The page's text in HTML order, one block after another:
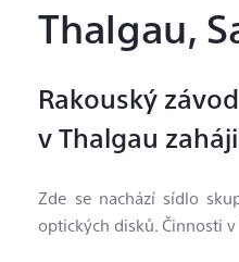
Thalgau,
Rakouský
v Thalgau
Zde se nachází sídlo
optických disků. Činnosti